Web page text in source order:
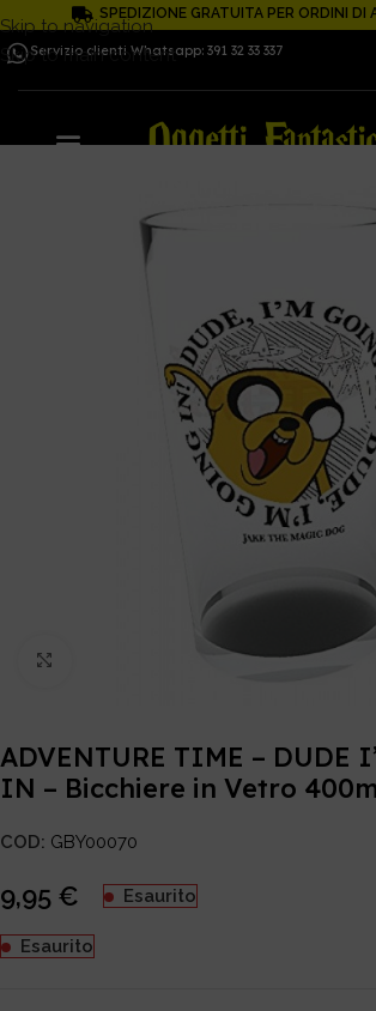
Skip to navigation
Skip to main content
SPEDIZIONE GRATUITA PER ORDINI DI
Servizio clienti Whatsapp: 391 32 33 337
ADVENTURE TIME – DUDE
IN – Bicchiere in Vetro
COD: GBY00070
9,95 € Esaurito
Esaurito